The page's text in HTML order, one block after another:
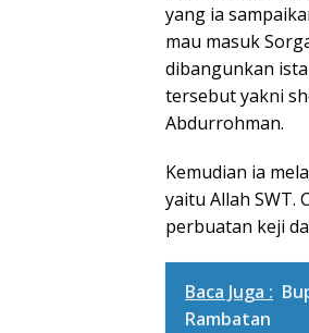
yang ia
mau masuk
dibangunkan
tersebut yakni
Abdurrohman.
Kemudian ia
yaitu Allah SWT.
perbuatan keji
Baca Juga :
Rambatan